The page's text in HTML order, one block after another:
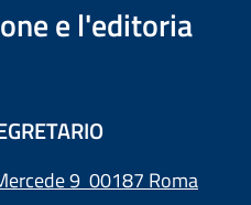
e l'editoria
9 00187 Roma